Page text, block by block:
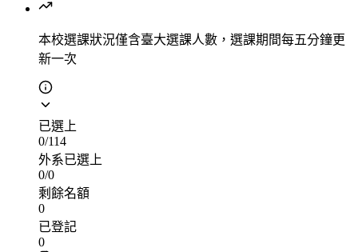
本校選課狀況僅含臺大選課人數，選課期間每五分鐘更
新一次
已選上
0/114
外系已選上
0/0
剩餘名額
0
已登記
0